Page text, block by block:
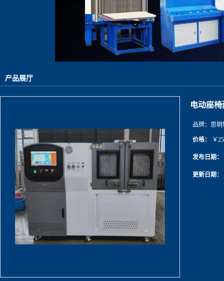
产品展厅
电动座
品牌： 思明
价格： ￥
发布日期：
更新日期：